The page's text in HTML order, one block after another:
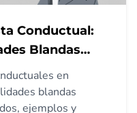
Conductual:
Blandas
en
blandas
ejemplos y